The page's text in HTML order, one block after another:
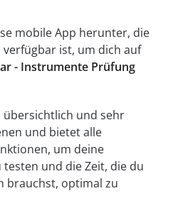
mobile App herunter, die
ist, um dich auf
- Instrumente Prüfung
übersichtlich und sehr
und bietet alle
um deine
und die Zeit, die du
brauchst, optimal zu